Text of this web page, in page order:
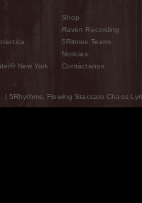
New York
Shop
Raven Recording
5Ritmos Teatro
Noticias
Contáctanos
5Rhythms, Flowing Staccato Chaos